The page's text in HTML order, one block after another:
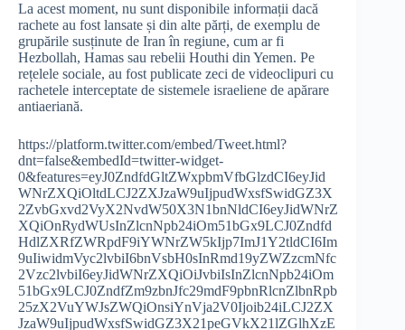
La acest moment, nu sunt disponibile informații dacă
rachete au fost lansate și din alte părți, de exemplu de
grupările susținute de Iran în regiune, cum ar fi
Hezbollah, Hamas sau rebelii Houthi din Yemen. Pe
rețelele sociale, au fost publicate zeci de videoclipuri cu
rachetele interceptate de sistemele israeliene de apărare
antiaeriană.
https://platform.twitter.com/embed/Tweet.html?
dnt=false&embedId=twitter-widget-
0&features=eyJ0ZndfdGltZWxpbmVfbGlzdCI6eyJid
WNrZXQiOltdLCJ2ZXJzaW9uIjpudWxsfSwidGZ3X
2ZvbGxvd2VyX2NvdW50X3N1bnNldCI6eyJidWNrZ
XQiOnRydWUsInZlcnNpb24iOm51bGx9LCJ0Zndfd
HdlZXRfZWRpdF9iYWNrZW5kIjp7ImJ1Y2tldCI6Im
9uIiwidmVyc2lvbiI6bnVsbH0sInRmd19yZWZzcmNfc
2Vzc2lvbiI6eyJidWNrZXQiOiJvbiIsInZlcnNpb24iOm
51bGx9LCJ0ZndfZm9zbnJfc29mdF9pbnRlcnZlbnRpb
25zX2VuYWJsZWQiOnsiYnVja2V0Ijoib24iLCJ2ZX
JzaW9uIjpudWxsfSwidGZ3X21peGVkX21lZGlhXzE